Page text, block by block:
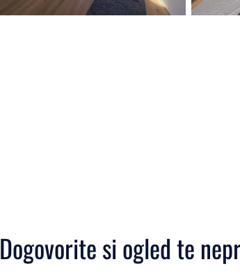
Dogovorite si ogled te